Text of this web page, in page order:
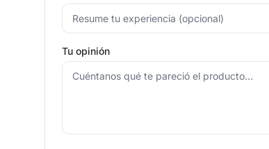
Tu opinión